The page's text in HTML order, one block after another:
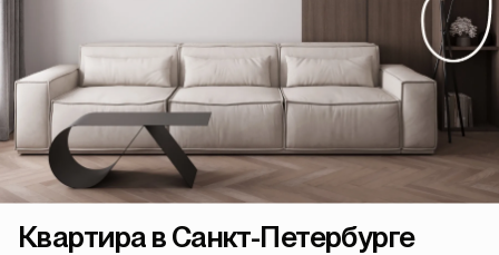
Квартира в Санкт-Петербурге